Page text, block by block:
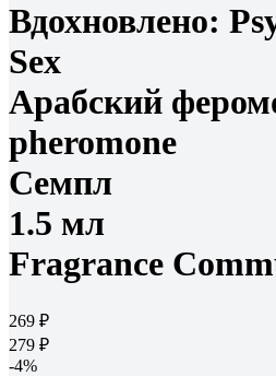
Вдохновлено:
Sex
Арабский
pheromone
Семпл
1.5 мл
Fragrance
269 ₽
279 ₽
-4%